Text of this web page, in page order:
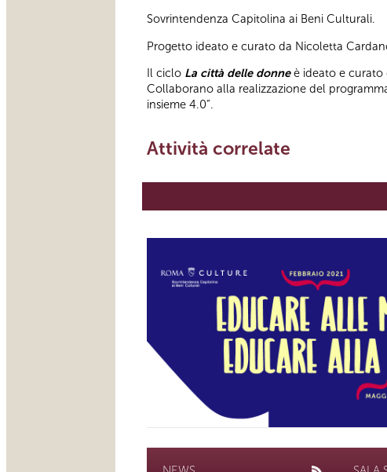
Sovrintendenza Capitolina ai Beni Culturali.
Progetto ideato e curato da Nicoletta
Il ciclo La città delle donneè ideato e curato
Collaborano alla realizzazione del
insieme 4.0”.
Attività correlate